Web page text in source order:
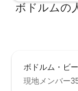
ボドルムの
ボドルム・ビ
現地メンバー